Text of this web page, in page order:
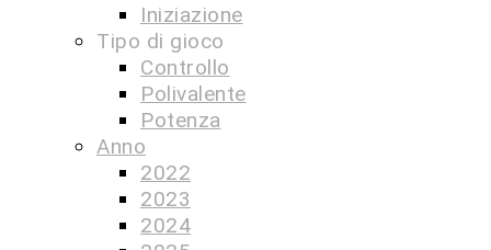
Iniziazione
Tipo di gioco
Controllo
Polivalente
Potenza
Anno
2022
2023
2024